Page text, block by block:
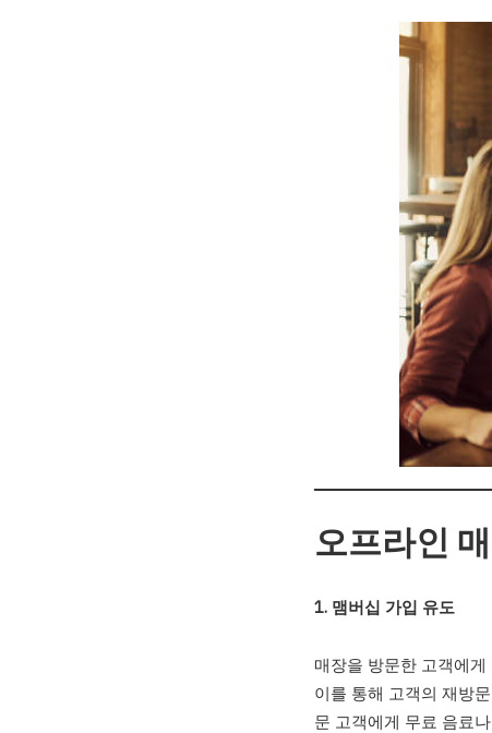
오프라인
1. 맴버십 가입 유도
매장을 방문한 고객에
이를 통해 고객의 재방
문 고객에게 무료 음료